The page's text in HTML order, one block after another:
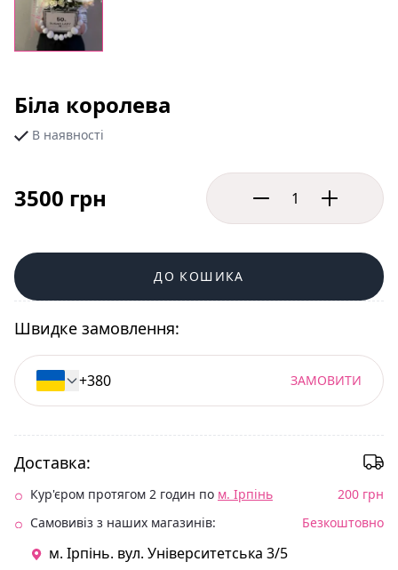
Біла королева
В наявності
3500 грн
ДО КОШИКА
Швидке замовлення:
ЗАМОВИТИ
Доставка:
Кур'єром протягом 2 годин по м. Ірпінь
200 грн
Самовивіз з наших магазинів:
Безкоштовно
м. Ірпінь. вул. Університетська 3/5